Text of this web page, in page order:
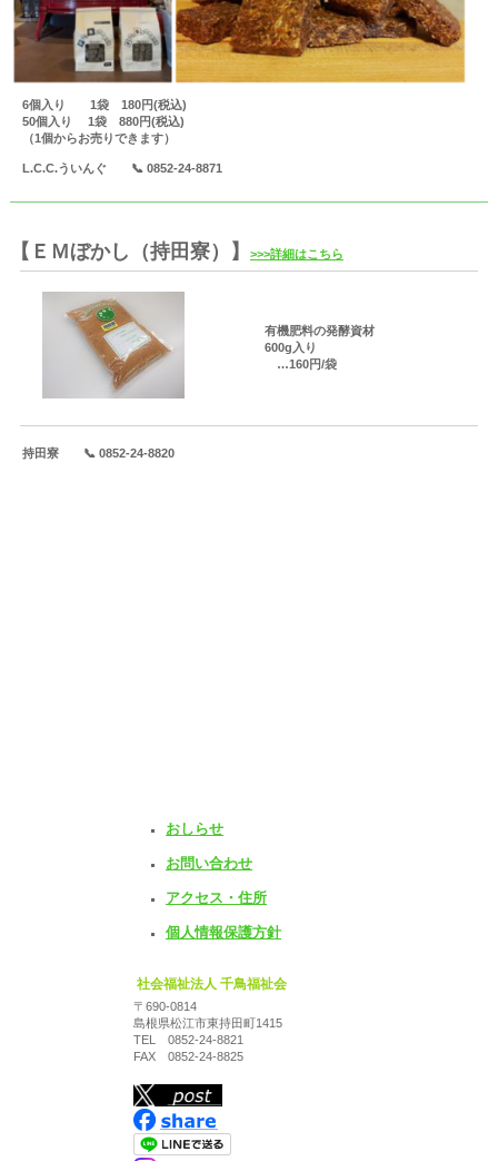
6個入り 1袋 180円(税込)
50個入り 1袋 880円(税込)
（1個からお売りできます）
L.C.C.ういんぐ 📞 0852-24-8871
【ＥＭぼかし（持田寮）】 >>>詳細はこちら
有機肥料の発酵資材
600g入り
…160円/袋
持田寮 📞 0852-24-8820
おしらせ
お問い合わせ
アクセス・住所
個人情報保護方針
社会福祉法人 千鳥福祉会
〒690-0814
島根県松江市東持田町1415
TEL 0852-24-8821
FAX 0852-24-8825